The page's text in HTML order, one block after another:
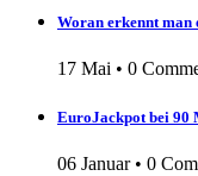
Woran erkennt man
17 Mai • 0
EuroJackpot bei 90
06 Januar• 0